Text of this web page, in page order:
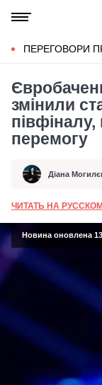
ПЕРЕГОВОРИ
змінили
перемогу
Автор Діана
Дата публікації
ЧИТАТЬ НА РУССКОМ
Новина оновлена